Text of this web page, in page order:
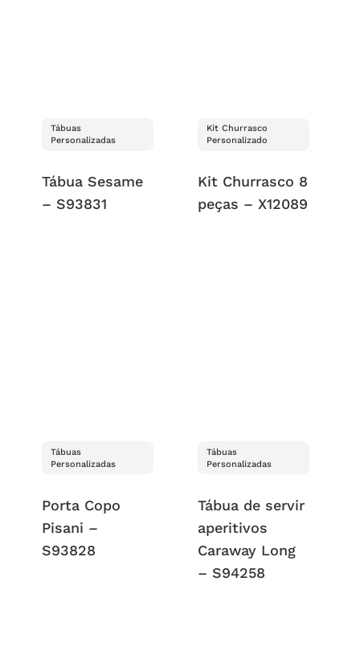
Tábuas
Personalizadas
Tábua Sesame
– S93831
Kit Churrasco
Personalizado
Kit Churrasco 8
peças – X12089
Tábuas
Personalizadas
Porta Copo
Pisani –
S93828
Tábuas
Personalizadas
Tábua de servir
aperitivos
Caraway Long
– S94258